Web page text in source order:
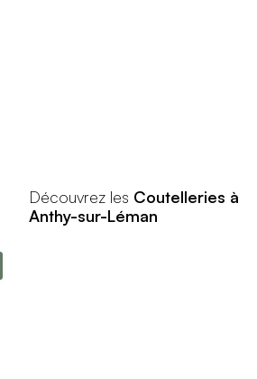
Découvrez les Coutelleries à
Anthy-sur-Léman